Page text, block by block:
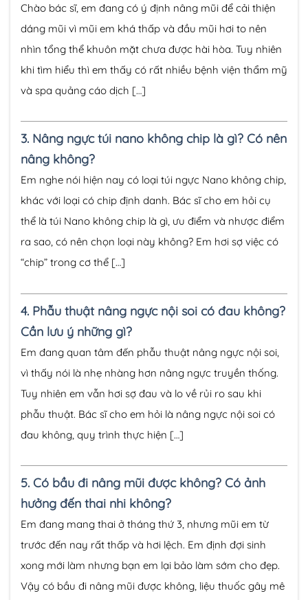
Chào bác sĩ, em đang có ý định nâng mũi để cải thiện
dáng mũi vì mũi em khá thấp và đầu mũi hơi to nên
nhìn tổng thể khuôn mặt chưa được hài hòa. Tuy nhiên
khi tìm hiểu thì em thấy có rất nhiều bệnh viện thẩm mỹ
và spa quảng cáo dịch […]
3. Nâng ngực túi nano không chip là gì? Có nên
nâng không?
Em nghe nói hiện nay có loại túi ngực Nano không chip,
khác với loại có chip định danh. Bác sĩ cho em hỏi cụ
thể là túi Nano không chip là gì, ưu điểm và nhược điểm
ra sao, có nên chọn loại này không? Em hơi sợ việc có
“chip” trong cơ thể […]
4. Phẫu thuật nâng ngực nội soi có đau không?
Cần lưu ý những gì?
Em đang quan tâm đến phẫu thuật nâng ngực nội soi,
vì thấy nói là nhẹ nhàng hơn nâng ngực truyền thống.
Tuy nhiên em vẫn hơi sợ đau và lo về rủi ro sau khi
phẫu thuật. Bác sĩ cho em hỏi là nâng ngực nội soi có
đau không, quy trình thực hiện […]
5. Có bầu đi nâng mũi được không? Có ảnh
hưởng đến thai nhi không?
Em đang mang thai ở tháng thứ 3, nhưng mũi em từ
trước đến nay rất thấp và hơi lệch. Em định đợi sinh
xong mới làm nhưng bạn em lại bảo làm sớm cho đẹp.
Vậy có bầu đi nâng mũi được không, liệu thuốc gây mê